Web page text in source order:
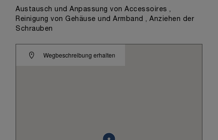
Wegbeschreibung erhalten
Austausch und Anpassung von Accessoires ,
Reinigung von Gehäuse und Armband , Anziehen der
Schrauben